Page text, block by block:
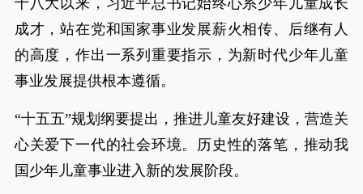
成才，站在党和国家事业发展薪火相传、后继有人
的高度，作出一系列重要指示，为新时代少年儿童
事业发展提供根本遵循。
“十五五”规划纲要提出，推进儿童友好建设，营造关
心关爱下一代的社会环境。历史性的落笔，推动我
国少年儿童事业进入新的发展阶段。